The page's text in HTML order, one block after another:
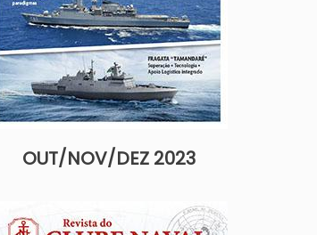
OUT/NOV/DEZ 2023
Imagem